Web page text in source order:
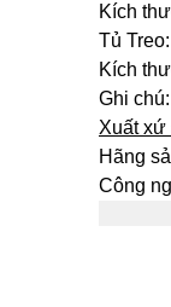
Kích
Tủ
Kích
Ghi
Xuất xứ
Hãng
Công